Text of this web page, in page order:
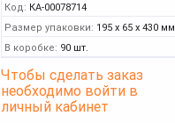
Код: КА-00078714
Размер упаковки: 195 x 65 x 430 мм
В коробке: 90 шт.
Чтобы сделать заказ
необходимо войти в
личный кабинет